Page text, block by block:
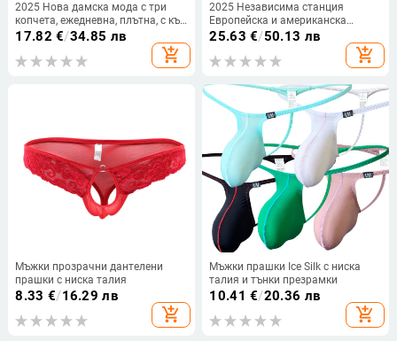
2025 Нова дамска мода с три
копчета, ежедневна, плътна, с къс
ръкав, Amazon, трансгранична,
европейска и американска
17.82 €/34.85 лв
add_shopping_cart
2025 Независима станция
Европейска и американска
трансгранична нова лятна рокля
с къс ръкав и кръгло деколте,
плътен цвят, жени
25.63 €/50.13 лв
add_shopping_cart
Мъжки прозрачни дантелени
прашки с ниска талия
8.33 €/16.29 лв
add_shopping_cart
Мъжки прашки Ice Silk с ниска
талия и тънки презрамки
10.41 €/20.36 лв
add_shopping_cart